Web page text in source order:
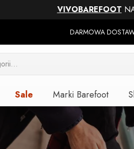
VIVOBAREFOOT
DARMOWA
Sale Marki Barefoot